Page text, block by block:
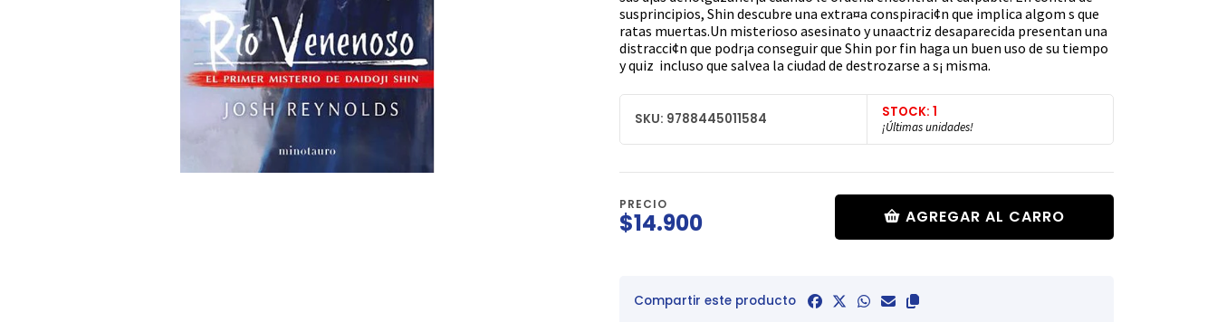
susprincipios, Shin descubre una extra¤a conspiraci¢n que implica algom s que
ratas muertas.Un misterioso asesinato y unaactriz desaparecida presentan una
distracci¢n que podr¡a conseguir que Shin por fin haga un buen uso de su tiempo
y quiz incluso que salvea la ciudad de destrozarse a s¡ misma.
SKU: 9788445011584 STOCK: 1
¡Últimas unidades!
PRECIO
$14.900 AGREGAR AL CARRO
Compartir este producto